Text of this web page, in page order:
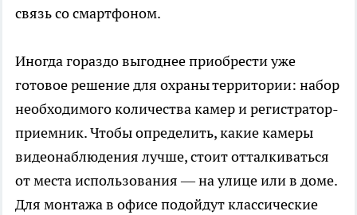
связь со смартфоном.
Иногда гораздо выгоднее приобрести уже
готовое решение для охраны территории: набор
необходимого количества камер и регистратор-
приемник. Чтобы определить, какие камеры
видеонаблюдения лучше, стоит отталкиваться
от места использования — на улице или в доме.
Для монтажа в офисе подойдут классические